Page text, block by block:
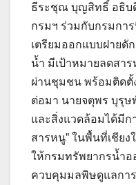
ธีระชุณ บุญสิทธิ์ อธิบดี
กรมฯ ร่วมกับกรมกา
เตรียมออกแบบฝายดั
น้ำ มีเป้าหมายลดสา
ผ่านชุมชน พร้อมติดตั้
ต่อมา นายจตุพร บุรุ
และสิ่งแวดล้อมได้มีก
สารหนู” ในพื้นที่เชียง
ให้กรมทรัพยากรน้ำ
ควบคุมมลพิษดูแลกา